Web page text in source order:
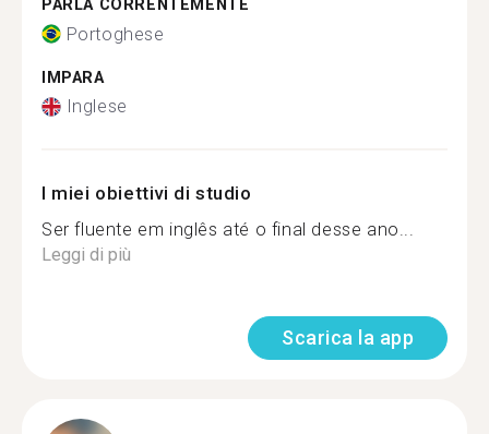
PARLA CORRENTEMENTE
Portoghese
IMPARA
Inglese
I miei obiettivi di studio
Ser fluente em inglês até o final desse ano...
Leggi di più
Scarica la app